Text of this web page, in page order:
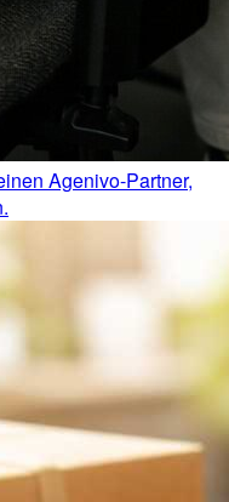
Agenivo-Partner,